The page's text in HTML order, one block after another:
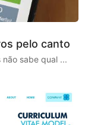
pelo canto
sabe qual ...